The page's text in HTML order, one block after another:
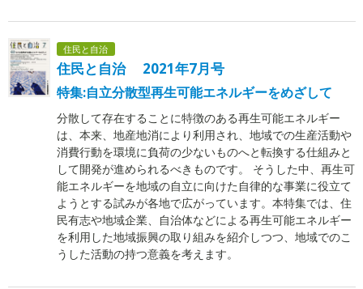
住民と自治
住民と自治 2021年7月号
特集:自立分散型再生可能エネルギーをめざして
分散して存在することに特徴のある再生可能エネルギー
は、本来、地産地消により利用され、地域での生産活動や
消費行動を環境に負荷の少ないものへと転換する仕組みと
して開発が進められるべきものです。 そうした中、再生可
能エネルギーを地域の自立に向けた自律的な事業に役立て
ようとする試みが各地で広がっています。本特集では、住
民有志や地域企業、自治体などによる再生可能エネルギー
を利用した地域振興の取り組みを紹介しつつ、地域でのこ
うした活動の持つ意義を考えます。